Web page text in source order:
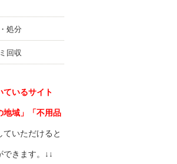
処分
回収
いるサイト
地域」「不用品
ていただけると
できます。↓↓